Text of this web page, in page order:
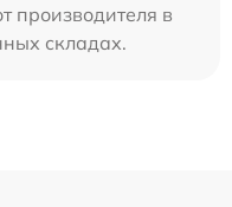
производителя в
складах.